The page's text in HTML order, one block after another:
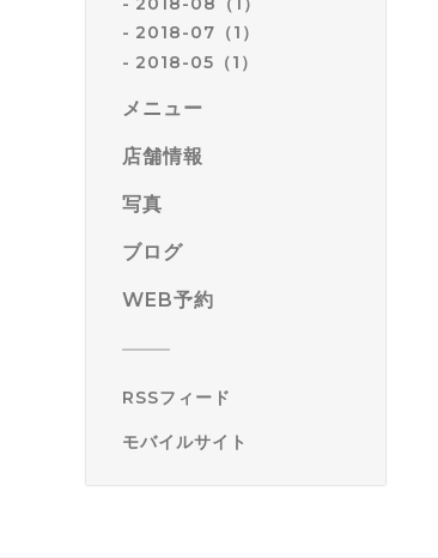
2018-07（1）
2018-05（1）
メニュー
店舗情報
写真
ブログ
WEB予約
RSSフィード
モバイルサイト